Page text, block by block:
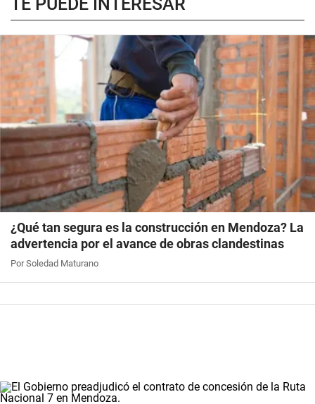
¿Qué tan segura es la construcción en Mendoza? La
advertencia por el avance de obras clandestinas
Por Soledad Maturano